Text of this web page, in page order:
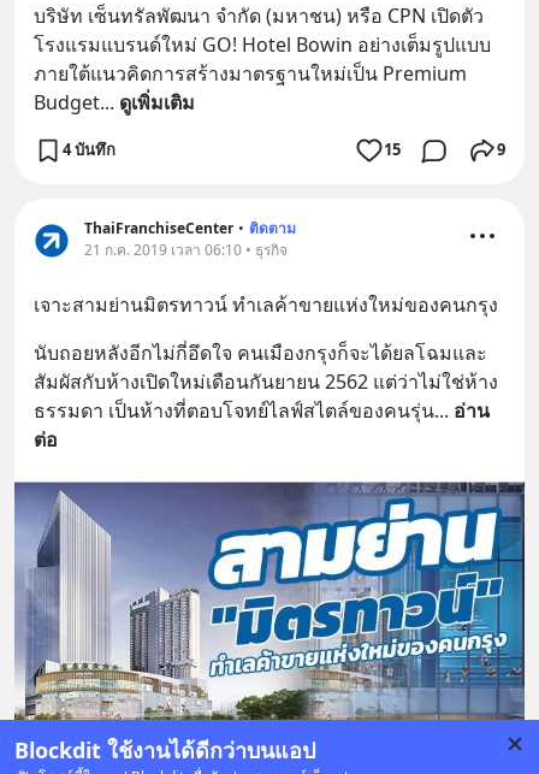
Blockdit ใช้งานได้ดีกว่าบนแอป
บริษัท เซ็นทรัลพัฒนา จำกัด (มหาชน) หรือ CPN เปิดตัว
โรงแรมแบรนด์ใหม่ GO! Hotel Bowin อย่างเต็มรูปแบบ
ภายใต้แนวคิดการสร้างมาตรฐานใหม่เป็น Premium
Budget... ดูเพิ่มเติม
4 บันทึก 15 9
ThaiFranchiseCenter • ติดตาม
21 ก.ค. 2019 เวลา 06:10 • ธุรกิจ
เจาะสามย่านมิตรทาวน์ ทำเลค้าขายแห่งใหม่ของคนกรุง
นับถอยหลังอีกไม่กี่อึดใจ คนเมืองกรุงก็จะได้ยลโฉมและ
สัมผัสกับห้างเปิดใหม่เดือนกันยายน 2562 แต่ว่าไม่ใช่ห้าง
ธรรมดา เป็นห้างที่ตอบโจทย์ไลฟ์สไตล์ของคนรุ่น... อ่าน
ต่อ